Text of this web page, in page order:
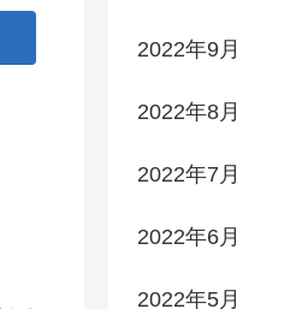
2022年9月
2022年8月
2022年7月
2022年6月
2022年5月